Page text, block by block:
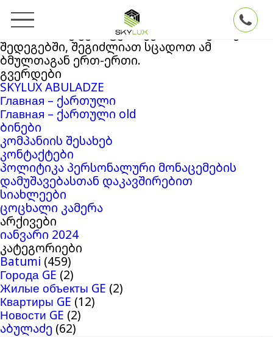
თქვენ ეძებდით
Skyluxბლოგის არქივში
. თუ ვერაფერი ვერ მოიძიეთ ძებნის
შედეგებში, შეგიძლიათ სცადოთ ამ
ბმულთაგან ერთ-ერთი.
გვერდები
SKYLUX ABULADZE
Главная – ქართული
Главная – ქართული old
ბინები
კომპანიის შესახებ
კონტაქტები
პოლიტიკა პერსონალური მონაცემების
დამუშავებასთან დაკავშირებით
სიახლეები
ცოცხალი კამერა
არქივები
იანვარი 2024
კატეგორიები
Batumi (459)
Города GE (2)
Жилые объекты GE (2)
Квартиры GE (12)
Новости GE (2)
აბულაძე (62)